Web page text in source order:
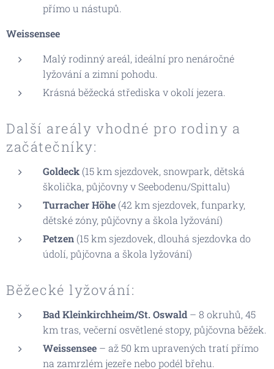
přímo u nástupů.
Weissensee
Malý rodinný areál, ideální pro nenáročné
lyžování a zimní pohodu.
Krásná běžecká střediska v okolí jezera.
Další areály vhodné pro rodiny a
začátečníky:
Goldeck (15 km sjezdovek, snowpark, dětská
školička, půjčovny v Seebodenu/Spittalu)
Turracher Höhe (42 km sjezdovek, funparky,
dětské zóny, půjčovny a škola lyžování)
Petzen (15 km sjezdovek, dlouhá sjezdovka do
údolí, půjčovna a škola lyžování)
Běžecké lyžování:
Bad Kleinkirchheim/St. Oswald – 8 okruhů, 45
km tras, večerní osvětlené stopy, půjčovna běžek.
Weissensee – až 50 km upravených tratí přímo
na zamrzlém jezeře nebo podél břehu.